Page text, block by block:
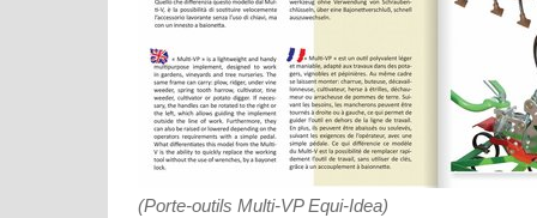
(Porte-outils Multi-VP Equi-Idea)